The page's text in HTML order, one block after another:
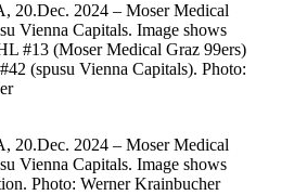
20.Dec. 2024 – Moser Medical
Vienna Capitals. Image shows
#13 (Moser Medical Graz 99ers)
(spusu Vienna Capitals). Photo:
20.Dec. 2024 – Moser Medical
Vienna Capitals. Image shows
Photo: Werner Krainbucher